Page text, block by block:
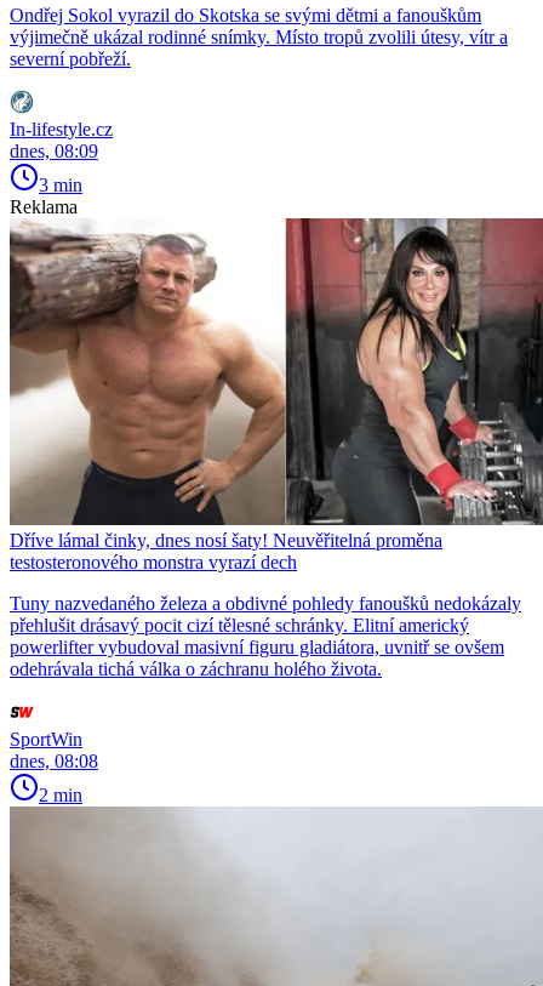
Ondřej Sokol vyrazil do Skotska se svými dětmi a fanouškům
výjimečně ukázal rodinné snímky. Místo tropů zvolili útesy, vítr a
severní pobřeží.
In-lifestyle.cz
dnes, 08:09
3 min
Reklama
Dříve lámal činky, dnes nosí šaty! Neuvěřitelná proměna
testosteronového monstra vyrazí dech
Tuny nazvedaného železa a obdivné pohledy fanoušků nedokázaly
přehlušit drásavý pocit cizí tělesné schránky. Elitní americký
powerlifter vybudoval masivní figuru gladiátora, uvnitř se ovšem
odehrávala tichá válka o záchranu holého života.
SportWin
dnes, 08:08
2 min